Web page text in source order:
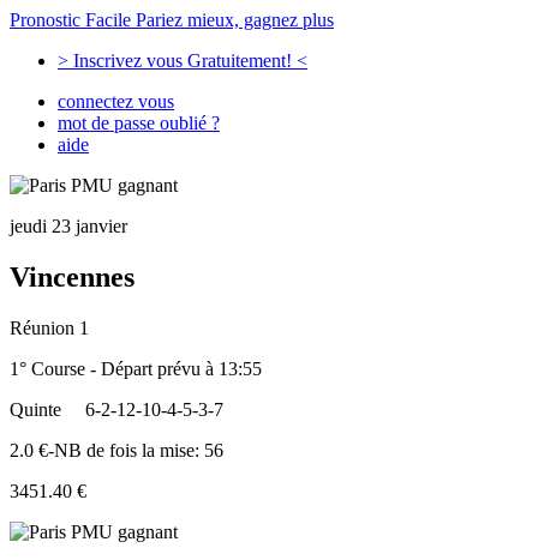
Pronostic Facile Pariez mieux, gagnez plus
> Inscrivez vous Gratuitement! <
connectez vous
mot de passe oublié ?
aide
jeudi 23 janvier
Vincennes
Réunion 1
1° Course - Départ prévu à 13:55
Quinte
6-2-12-10-4-5-3-7
2.0 €-NB de fois la mise: 56
3451.40 €